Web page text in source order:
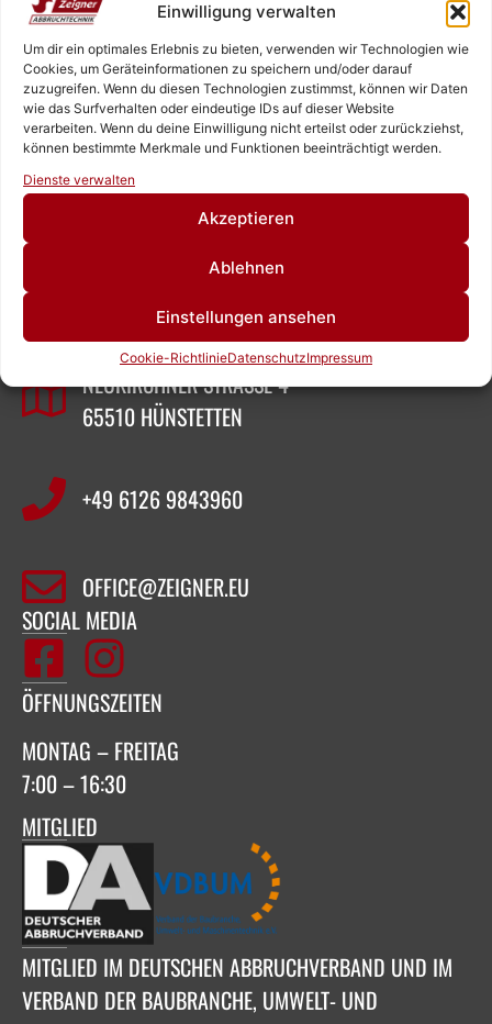
Einwilligung verwalten
Um dir ein optimales Erlebnis zu bieten, verwenden wir Technologien wie
Cookies, um Geräteinformationen zu speichern und/oder darauf
zuzugreifen. Wenn du diesen Technologien zustimmst, können wir Daten
wie das Surfverhalten oder eindeutige IDs auf dieser Website
verarbeiten. Wenn du deine Einwilligung nicht erteilst oder zurückziehst,
können bestimmte Merkmale und Funktionen beeinträchtigt werden.
Dienste verwalten
Akzeptieren
Ablehnen
Einstellungen ansehen
Cookie-RichtlinieDatenschutzImpressum
ZEIGNER ABBRUCHTECHNIK
SASCHA ZEIGNER
NEUKIRCHNER STRASSE 4
65510 HÜNSTETTEN
+49 6126 9843960‬
OFFICE@ZEIGNER.EU
SOCIAL MEDIA
ÖFFNUNGSZEITEN
MONTAG – FREITAG
7:00 – 16:30
MITGLIED
MITGLIED IM DEUTSCHEN ABBRUCHVERBAND UND IM
VERBAND DER BAUBRANCHE, UMWELT- UND
Rufen Sie uns an!